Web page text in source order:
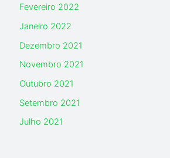
Fevereiro 2022
Janeiro 2022
Dezembro 2021
Novembro 2021
Outubro 2021
Setembro 2021
Julho 2021